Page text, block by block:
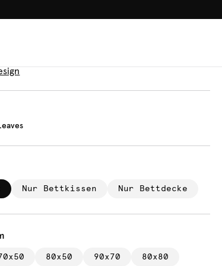
Nur Bettkissen Nur Bettdecke
80x50 90x70 80x80